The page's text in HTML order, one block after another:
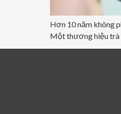
Hơn 10 năm không
Một thương hiệu trà